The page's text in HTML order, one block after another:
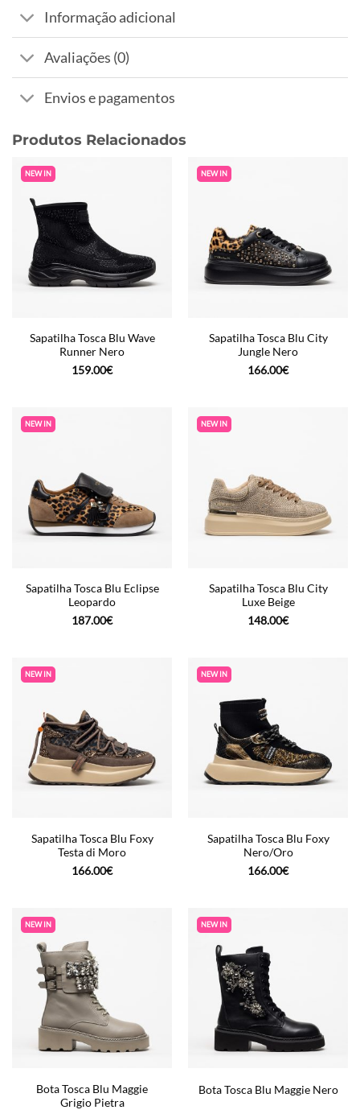
Informação adicional
Avaliações (0)
Envios e pagamentos
Produtos Relacionados
NEW IN
Sapatilha Tosca Blu Wave
Runner Nero
159.00€
NEW IN
Sapatilha Tosca Blu City
Jungle Nero
166.00€
NEW IN
Sapatilha Tosca Blu Eclipse
Leopardo
187.00€
NEW IN
Sapatilha Tosca Blu City
Luxe Beige
148.00€
NEW IN
Sapatilha Tosca Blu Foxy
Testa di Moro
166.00€
NEW IN
Sapatilha Tosca Blu Foxy
Nero/Oro
166.00€
NEW IN
Bota Tosca Blu Maggie
Grigio Pietra
NEW IN
Bota Tosca Blu Maggie Nero